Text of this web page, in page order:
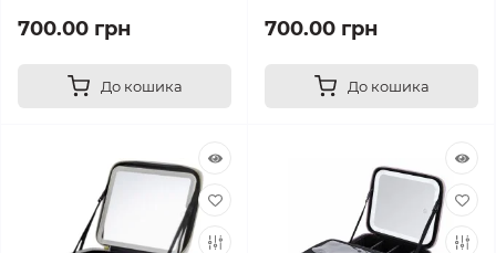
700.00 грн
До кошика
700.00 грн
До кошика